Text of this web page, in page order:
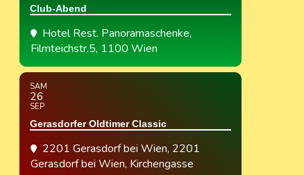
Club-Abend
Hotel Rest. Panoramaschenke,
Filmteichstr.5, 1100 Wien
SAM
26
SEP
Gerasdorfer Oldtimer Classic
2201 Gerasdorf bei Wien, 2201
Gerasdorf bei Wien, Kirchengasse